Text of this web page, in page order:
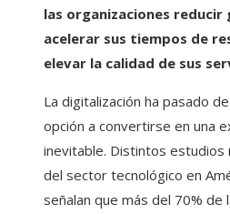
las organizaciones reducir
acelerar sus tiempos de
elevar la calidad de sus
La digitalización ha pasado
opción a convertirse en una
inevitable. Distintos estudios
del sector tecnológico en
señalan que más del 70% de